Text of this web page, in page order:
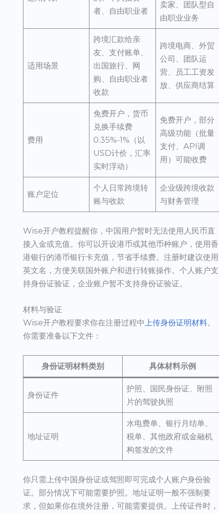
者、自由职业者
卖家、团队型自
由职业业务
适用场景
跨境汇款给亲
友、支付账单、
出国旅行、网
购、自由职业者
收款
跨境电商、外贸
公司、团队运
营、员工工资发
放、供应商结算
费用
免费开户，货币
兑换手续费
0.35%-1%（以
USD计价，汇率
实时浮动）
免费开户，部分
高级功能（批量
支付、API调
用）可能收费
账户定位
个人日常跨境转
账与收款
企业级跨境收款
与财务管理
Wise开户教程提醒你，中国用户暂时无法使用人民币直
接入金或充值。你可以开设港币或其他币种账户，使用香
港银行的港币银行卡充值，节省手续费。注册时建议使用
英文名，方便关联国外账户和进行转账操作。个人账户支
持身份证验证，企业账户暂不支持身份证验证。
材料与验证
Wise开户教程要求你在注册过程中 上传身份证明材料。
你需要准备以下文件：
身份证明材料类别 具体材料示例
身份证件
护照、国民身份证、附照
片的驾驶执照
地址证明
水电费单、银行月结单、
税单、其他政府或金融机
构签发的文件
你只需上传中国身份证或驾照即可完成个人账户身份验
证。部分情况下可能需要护照。地址证明一般不强制要
求，但如果你在境外注册，可能需要提供。上传证件时，